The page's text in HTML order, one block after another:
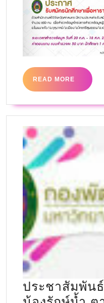
READ MORE
ประชาสัมพัน